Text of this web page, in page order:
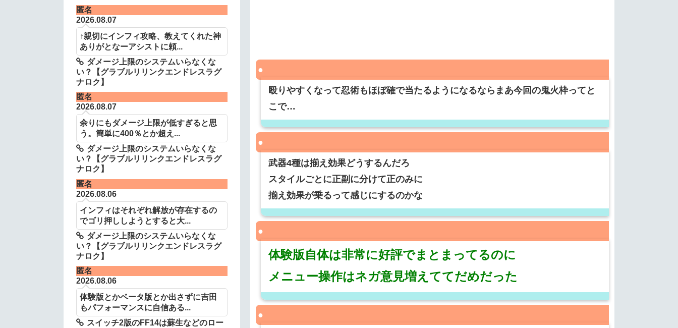
殴りやすくなって忍術もほぼ確で当たるようになるならまあ今回の鬼火枠ってと
こで…
武器4種は揃え効果どうするんだろ
スタイルごとに正副に分けて正のみに
揃え効果が乗るって感じにするのかな
体験版自体は非常に好評でまとまってるのに
メニュー操作はネガ意見増えててだめだった
匿名
2026.08.07
↑親切にインフィ攻略、教えてくれた神
ありがとなーアシストに頼...
ダメージ上限のシステムいらなくな
い？【グラブルリリンクエンドレスラグ
ナロク】
匿名
2026.08.07
余りにもダメージ上限が低すぎると思
う。簡単に400％とか超え...
ダメージ上限のシステムいらなくな
い？【グラブルリリンクエンドレスラグ
ナロク】
匿名
2026.08.06
インフィはそれぞれ解放が存在するの
でゴリ押ししようとすると大...
ダメージ上限のシステムいらなくな
い？【グラブルリリンクエンドレスラグ
ナロク】
匿名
2026.08.06
体験版とかベータ版とか出さずに吉田
もパフォーマンスに自信ある...
スイッチ2版のFF14は蘇生などのロー